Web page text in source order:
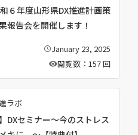
和６年度山形県DX推進計画策
報告会を開催します！
公
日
January 23, 2025
閲覧数：157 回
ラボ
DXセミナー～今のストレス